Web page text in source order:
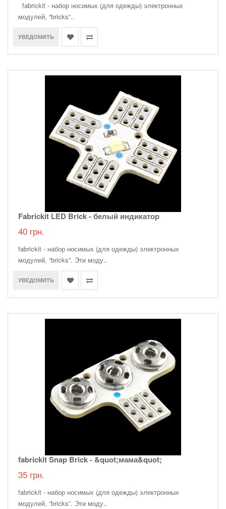
fabrickit - набор носимых (для одежды) электронных
модулей, “bricks”..
УВЕДОМИТЬ
Fabrickit LED Brick - белый индикатор
40 грн.
fabrickit - набор носимых (для одежды) электронных
модулей, “bricks”. Эти моду..
УВЕДОМИТЬ
fabrickit Snap Brick - &quot;мама&quot;
35 грн.
fabrickit - набор носимых (для одежды) электронных
модулей, “bricks”. Эти моду..